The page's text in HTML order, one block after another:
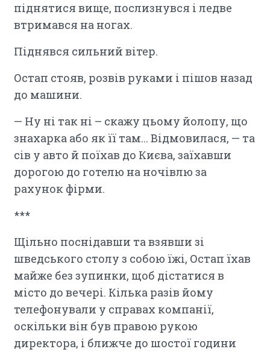
піднятися вище, послизнувся і ледве
втримався на ногах.
Піднявся сильний вітер.
Остап стояв, розвів руками і пішов назад
до машини.
— Ну ні так ні – скажу цьому йолопу, що
знахарка або як її там... Відмовилася, — та
сів у авто й поїхав до Києва, заїхавши
дорогою до готелю на ночівлю за
рахунок фірми.
***
Щільно поснідавши та взявши зі
шведського столу з собою їжі, Остап їхав
майже без зупинки, щоб дістатися в
місто до вечері. Кілька разів йому
телефонували у справах компанії,
оскільки він був правою рукою
директора, і ближче до шостої години